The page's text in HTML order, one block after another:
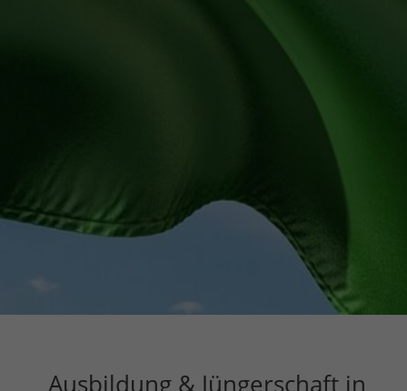
Ausbildung & Jüngerschaft in